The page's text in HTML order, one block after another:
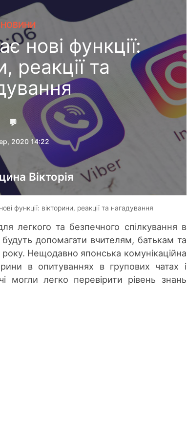
НОВИНИ
нові функції:
реакції та
💬
2020 14:22
Вікторія
функції: вікторини, реакції та нагадування
легкого та безпечного спілкування в
будуть допомагати вчителям, батькам та
Нещодавно японська комунікаційна
в опитуваннях в групових чатах і
могли легко перевірити рівень знань